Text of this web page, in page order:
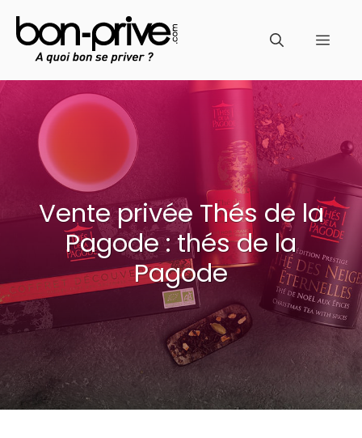
au
contenu
Vente privée Thés de la
Pagode : thés de la
Pagode